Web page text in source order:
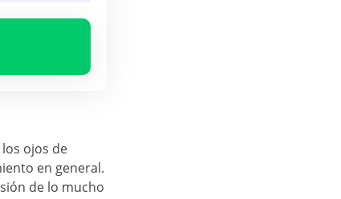
ojos de
en general.
de lo mucho